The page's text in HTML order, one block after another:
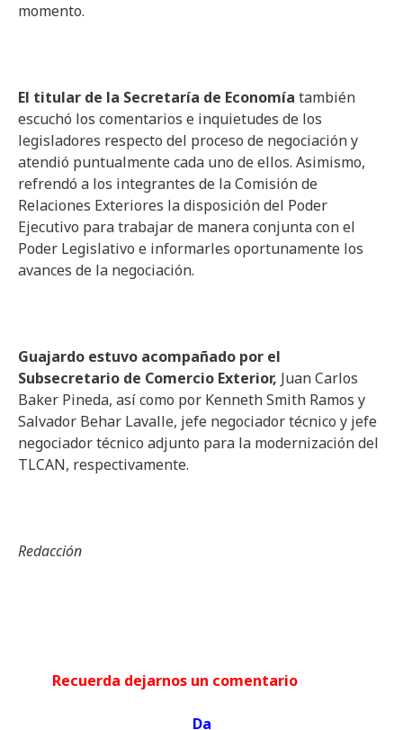
momento.
El titular de la Secretaría de Economía también
escuchó los comentarios e inquietudes de los
legisladores respecto del proceso de negociación y
atendió puntualmente cada uno de ellos. Asimismo,
refrendó a los integrantes de la Comisión de
Relaciones Exteriores la disposición del Poder
Ejecutivo para trabajar de manera conjunta con el
Poder Legislativo e informarles oportunamente los
avances de la negociación.
Guajardo estuvo acompañado por el
Subsecretario de Comercio Exterior, Juan Carlos
Baker Pineda, así como por Kenneth Smith Ramos y
Salvador Behar Lavalle, jefe negociador técnico y jefe
negociador técnico adjunto para la modernización del
TLCAN, respectivamente.
Redacción
Recuerda dejarnos un comentario
Da